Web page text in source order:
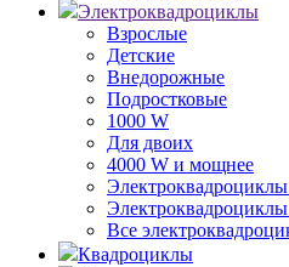
Электроквадроциклы
Взрослые
Детские
Внедорожные
Подростковые
1000 W
Для двоих
4000 W и мощнее
Электроквадроциклы
Все
Квадроциклы